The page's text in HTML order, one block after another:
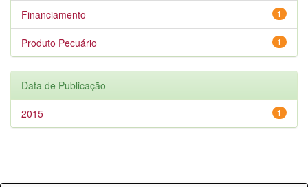
1
Financiamento
1
Produto Pecuário
Data de Publicação
1
2015